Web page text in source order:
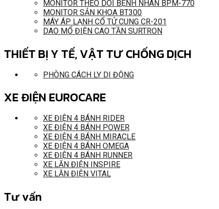
MONITOR THEO DÕI BỆNH NHÂN BPM-770
MONITOR SẢN KHOA BT300
MÁY ÁP LẠNH CỔ TỬ CUNG CR-201
DAO MỔ ĐIỆN CAO TẦN SURTRON
THIẾT BỊ Y TẾ, VẬT TƯ CHỐNG DỊCH
PHÒNG CÁCH LY DI ĐỘNG
XE ĐIỆN EUROCARE
XE ĐIỆN 4 BÁNH RIDER
XE ĐIỆN 4 BÁNH POWER
XE ĐIỆN 4 BÁNH MIRACLE
XE ĐIỆN 4 BÁNH OMEGA
XE ĐIỆN 4 BÁNH RUNNER
XE LĂN ĐIỆN INSPIRE
XE LĂN ĐIỆN VITAL
Tư vấn